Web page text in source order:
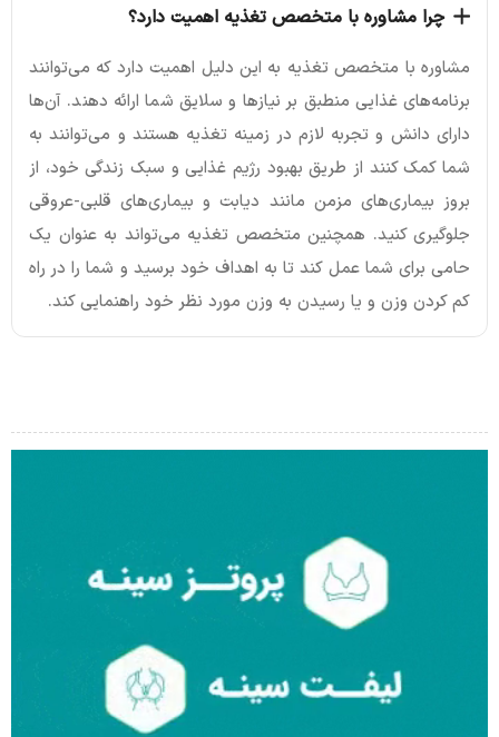
چرا مشاوره با متخصص تغذیه اهمیت دارد؟
مشاوره با متخصص تغذیه به این دلیل اهمیت دارد که می‌توانند
برنامه‌های غذایی منطبق بر نیازها و سلایق شما ارائه دهند. آن‌ها
دارای دانش و تجربه لازم در زمینه تغذیه هستند و می‌توانند به
شما کمک کنند از طریق بهبود رژیم غذایی و سبک زندگی خود، از
بروز بیماری‌های مزمن مانند دیابت و بیماری‌های قلبی-عروقی
جلوگیری کنید. همچنین متخصص تغذیه می‌تواند به عنوان یک
حامی برای شما عمل کند تا به اهداف خود برسید و شما را در راه
کم کردن وزن و یا رسیدن به وزن مورد نظر خود راهنمایی کند.